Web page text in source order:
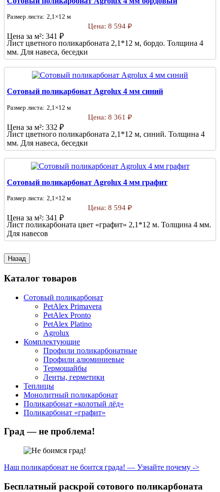
Размер листа: 2,1×12 м
Цена: 8 594 ₽
Цена за м²: 341 ₽
Лист цветного поликарбоната 2,1*12 м, бордо. Толщина 4
мм. Для навеса, беседки
Сотовый поликарбонат Agrolux 4 мм синий
Размер листа: 2,1×12 м
Цена: 8 361 ₽
Цена за м²: 332 ₽
Лист цветного поликарбоната 2,1*12 м, синий. Толщина 4
мм. Для навеса, беседки
Сотовый поликарбонат Agrolux 4 мм графит
Размер листа: 2,1×12 м
Цена: 8 594 ₽
Цена за м²: 341 ₽
Лист поликарбоната цвет «графит» 2,1*12 м. Толщина 4 мм.
Для навесов
Каталог товаров
Сотовый поликарбонат
PetAlex Primavera
PetAlex Pronto
PetAlex Platino
Agrolux
Комплектующие
Профили поликарбонатные
Профили алюминиевые
Термошайбы
Ленты, герметики
Теплицы
Монолитный поликарбонат
Поликарбонат «колотый лёд»
Поликарбонат «графит»
Град — не проблема!
Наш поликарбонат не боится града! — Узнайте почему ->
Бесплатный раскрой сотового поликарбоната